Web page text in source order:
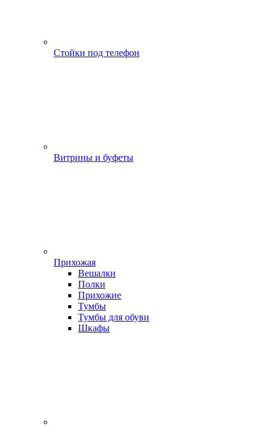
Стойки под телефон
Витрины и буфеты
Прихожая
Вешалки
Полки
Прихожие
Тумбы
Тумбы для обуви
Шкафы